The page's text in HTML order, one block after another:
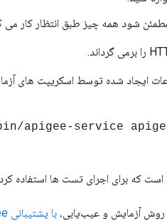
شود همه چیز طبق انتظار کار می
ایجاد شده توسط اسکریپت های
bin/apigee-service
است که برای اجرای تست ها استفاده
آزمایش و عیب‌یابی، با پشتیبانی Apigee